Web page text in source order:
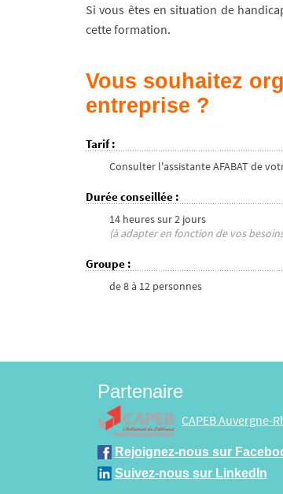
Si vous êtes en situation de
cette formation.
Vous souhaitez
entreprise ?
Tarif :
Consulter l'assistante AFABAT de
Durée conseillée :
14 heuressur2 jours
(à adapter en fonction de vos
Groupe :
de8à 12 personnes
Partenaire
CAPEB Auvergne-
Rejoignez-nous sur
Suivez-nous sur LinkedIn